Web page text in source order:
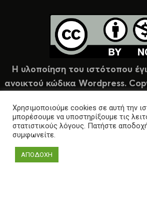
Η υλοποίηση του ιστότοπου
ανοικτού κώδικα Wordpress.
Χρησιμοποιούμε cookies σε αυτή την
μπορέσουμε να υποστηρίξουμε τις
στατιστικούς λόγους. Πατήστε
συμφωνείτε.
ΑΠΟΔΟΧΗ